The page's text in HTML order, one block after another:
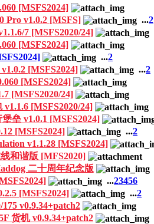
[MSFS2024]
Pro v1.0.2 [MSFS] ...2
7 [MSFS2020/24]
[MSFS2024]
...2
[MSFS2024] ...2
[MSFS2024]
[MSFS2020/24]
[MSFS2020/24]
垒 v1.0.1 [MSFS2024]
[MSFS2024] ...2
v1.1.28 [MSFS2024]
和谐版 [MFS2020]
二十周年纪念版
...23456
[MSFS2024] ...2
v0.9.34+patch2
货机 v0.9.34+patch2